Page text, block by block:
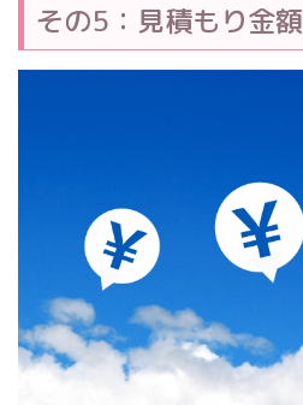
その5：見積もり金額